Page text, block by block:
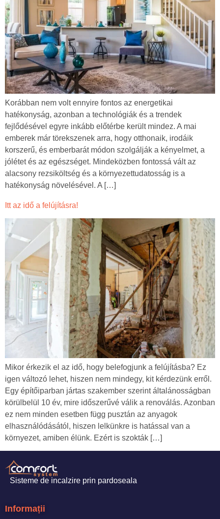
Korábban nem volt ennyire fontos az energetikai
hatékonyság, azonban a technológiák és a trendek
fejlődésével egyre inkább előtérbe került mindez. A mai
emberek már törekszenek arra, hogy otthonaik, irodáik
korszerű, és emberbarát módon szolgálják a kényelmet, a
jólétet és az egészséget. Mindeközben fontossá vált az
alacsony rezsiköltség és a környezettudatosság is a
hatékonyság növelésével. A […]
Itt az idő a felújításra!
Mikor érkezik el az idő, hogy belefogjunk a felújításba? Ez
igen változó lehet, hiszen nem mindegy, kit kérdezünk erről.
Egy építőiparban jártas szakember szerint általánosságban
körülbelül 10 év, mire időszerűvé válik a renoválás. Azonban
ez nem minden esetben függ pusztán az anyagok
elhasználódásától, hiszen lelkünkre is hatással van a
környezet, amiben élünk. Ezért is szokták […]
Sisteme de incalzire prin pardoseala
Informații